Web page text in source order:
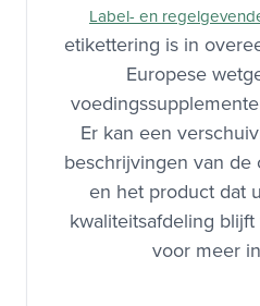
Label- en
etikettering is in
Europese
Er kan een
beschrijvingen van de
en het product dat
kwaliteitsafdeling
voor meer